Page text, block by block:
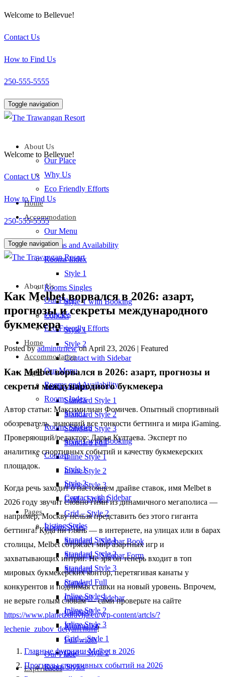
Welcome to Bellevue!
Contact Us
How to Find Us
250-555-5555
Toggle navigation
About Us
Our Place
Why Us
Eco Friendly Efforts
Home
Accommodation
Our Menu
Rooms and Availability
Rooms Index
Style 1
Rooms Singles
Style 1 with Booking
Contact
Style 1
Style 2
Contact with Sidebar
Pages
Listing Styles
Standard Style 1
Standard Style 2
Standard Style 3
Standard Full
Inline Style 1
Inline Style 2
Inline Style 3
Grid – Style 1
Grid – Style 2
Room Styles
Standard – Sidebar Book
Standard – Sidebar Form
Standard
Gallery
Carousel – Sidebar
Carousel
Minimalist
Full width
Our Place
Experiences
Welcome to Bellevue!
Contact Us
How to Find Us
250-555-5555
Toggle navigation
About Us
Our Place
Why Us
Eco Friendly Efforts
Home
Accommodation
Our Menu
Rooms and Availability
Rooms Index
Style 1
Rooms Singles
Style 1 with Booking
Contact
Style 1
Style 2
Contact with Sidebar
Pages
Listing Styles
Standard Style 1
Standard Style 2
Standard Style 3
Standard Full
Inline Style 1
Inline Style 2
Inline Style 3
Grid – Style 1
Grid – Style 2
Room Styles
Как Melbet ворвался в 2026: азарт,
прогнозы и секреты международного
букмекера
Posted byadminttrnew on April 23, 2026 | Featured
Как Melbet ворвался в 2026: азарт, прогнозы и
секреты международного букмекера
Автор статьи: Максимилиан Фомичев. Опытный спортивный
обозреватель, знающий все тонкости беттинга и мира iGaming.
Проверяющий/редактор: Дарья Култаева. Эксперт по
аналитике спортивных событий и качеству букмекерских
площадок.
Когда речь заходит о настоящем драйве ставок, имя Melbet в
2026 году звучит словно гимн из динамичного мегаполиса —
например, Москву нельзя представить без этого гиганта
беттинга! Куда ни глянь — в интернете, на улицах или в барах
столицы, Melbet сотрясает мир азартных игр и
захватывающих интриг. Не зря он теперь входит в топ
мировых букмекерских контор, перетягивая канаты у
конкурентов и поднимая ставки на новый уровень. Впрочем,
не верьте голым словам — сами проверьте на сайте
https://www.planetzdravlja.eu/wp-content/artcls/?
lechenie_zubov_detyam.html!
Главные функции Melbet в 2026
Прогнозы спортивных событий на 2026